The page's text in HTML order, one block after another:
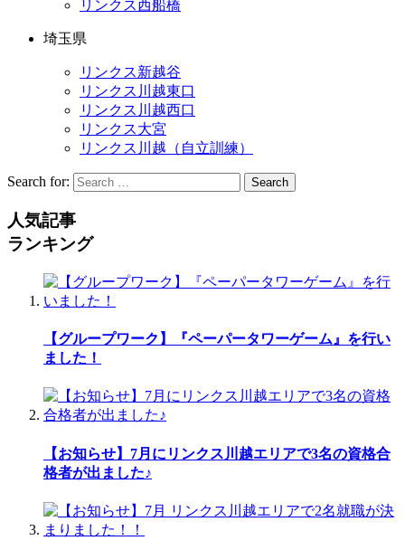
リンクス西船橋
埼玉県
リンクス新越谷
リンクス川越東口
リンクス川越西口
リンクス大宮
リンクス川越（自立訓練）
Search for: Search
人気記事
ランキング
【グループワーク】『ペーパータワーゲーム』を行い
ました！
【お知らせ】7月にリンクス川越エリアで3名の資格合
格者が出ました♪